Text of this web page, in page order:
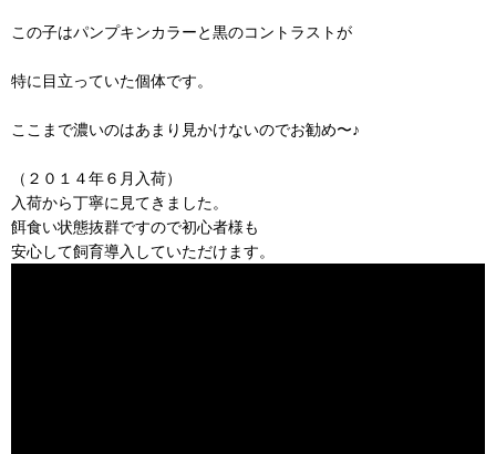
この子はパンプキンカラーと黒のコントラストが
特に目立っていた個体です。
ここまで濃いのはあまり見かけないのでお勧め〜♪
（２０１４年６月入荷）
入荷から丁寧に見てきました。
餌食い状態抜群ですので初心者様も
安心して飼育導入していただけます。